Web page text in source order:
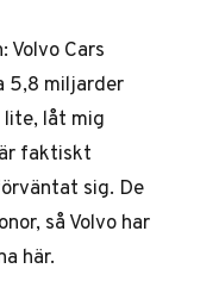
Cars
5,8 miljarder
låt mig
faktiskt
sig. De
så Volvo har
här.